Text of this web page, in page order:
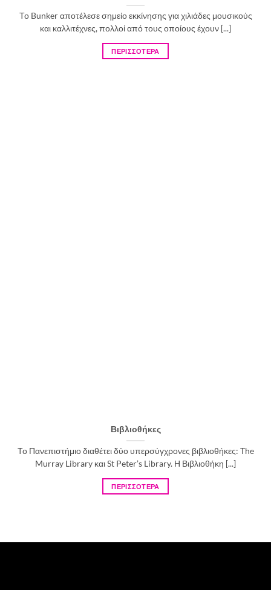
Το Bunker αποτέλεσε σημείο εκκίνησης για χιλιάδες μουσικούς
και καλλιτέχνες, πολλοί από τους οποίους έχουν [...]
ΠΕΡΙΣΣΟΤΕΡΑ
Βιβλιοθήκες
Το Πανεπιστήμιο διαθέτει δύο υπερσύγχρονες βιβλιοθήκες: The
Murray Library και St Peter’s Library. Η Βιβλιοθήκη [...]
ΠΕΡΙΣΣΟΤΕΡΑ